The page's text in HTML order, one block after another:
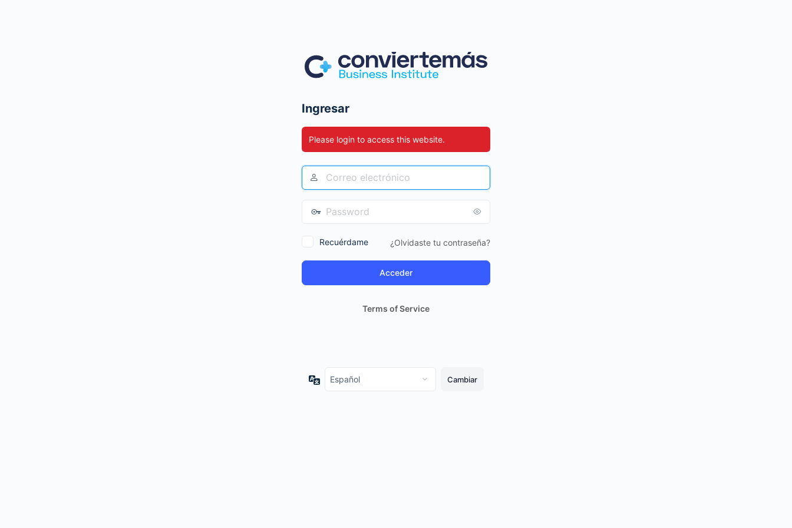
Ingresar
Please login to access this website.
Recuérdame ¿Olvidaste tu contraseña?
Terms of Service
Idioma